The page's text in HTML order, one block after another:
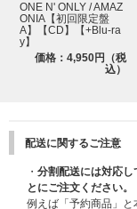
ONE N' ONLY / AMAZ
ONIA【初回限定盤
A】【CD】【+Blu-ra
y】
価格：4,950円（税
込）
配送に関するご注意
・ 分割配送には対応
とにご注文ください。
例えば「予約商品」